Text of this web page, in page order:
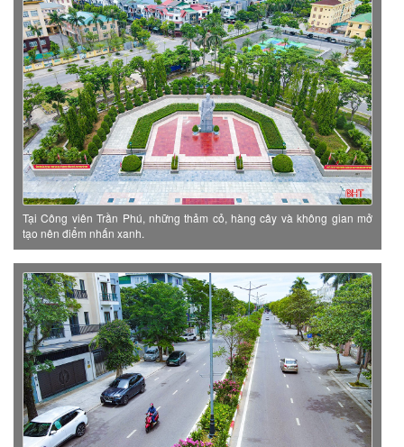
Tại Công viên Trần Phú, những thảm cỏ, hàng cây và không gian mở
tạo nên điểm nhấn xanh.​